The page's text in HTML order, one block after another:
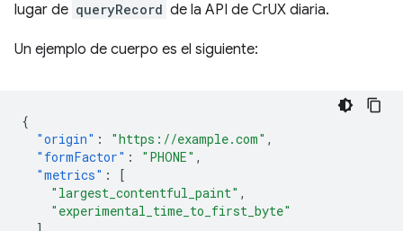
lugar de queryRecord de la API de CrUX diaria.
Un ejemplo de cuerpo es el siguiente:
{
"origin" : "https://example.com" ,
"formFactor" : "PHONE" ,
"metrics" :
[
"largest_contentful_paint" ,
"experimental_time_to_first_byte"